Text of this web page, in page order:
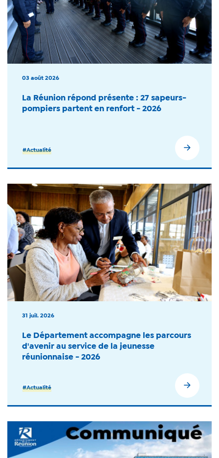
03 août 2026
La Réunion répond présente : 27 sapeurs-
pompiers partent en renfort - 2026
#Actualité
31 juil. 2026
Le Département accompagne les parcours
d'avenir au service de la jeunesse
réunionnaise - 2026
#Actualité